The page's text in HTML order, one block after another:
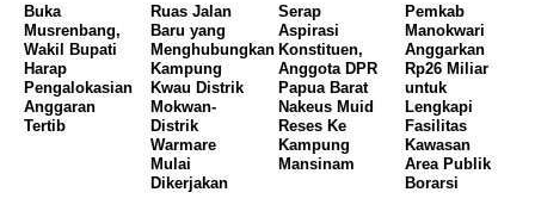
Buka
Musrenbang,
Wakil Bupati
Harap
Pengalokasian
Anggaran
Tertib
Ruas Jalan
Baru yang
Menghubungkan
Kampung
Kwau Distrik
Mokwan-
Distrik
Warmare
Mulai
Dikerjakan
Serap
Aspirasi
Konstituen,
Anggota DPR
Papua Barat
Nakeus Muid
Reses Ke
Kampung
Mansinam
Pemkab
Manokwari
Anggarkan
Rp26 Miliar
untuk
Lengkapi
Fasilitas
Kawasan
Area Publik
Borarsi